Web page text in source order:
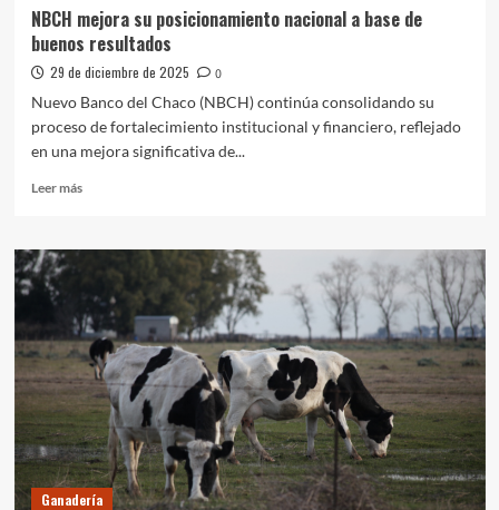
NBCH mejora su posicionamiento nacional a base de
buenos resultados
29 de diciembre de 2025
0
Nuevo Banco del Chaco (NBCH) continúa consolidando su
proceso de fortalecimiento institucional y financiero, reflejado
en una mejora significativa de...
Leer másLeer
NBCH
mejora
posicionamiento
nacional
a
base
de
buenos
resultados
Ganadería